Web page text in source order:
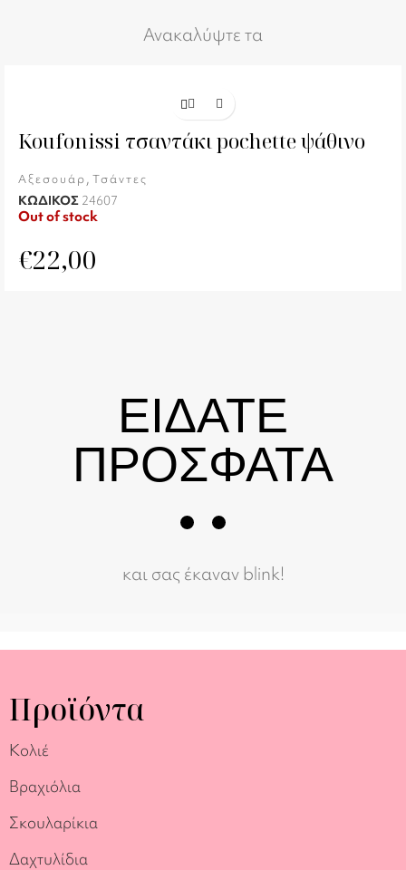
Ανακαλύψτε τα
Koufonissi τσαντάκι pochette ψάθινο
Αξεσουάρ, Τσάντες
ΚΩΔΙΚΟΣ 24607
Out of stock
€22,00
ΕΙΔΑΤΕ
ΠΡΟΣΦΑΤΑ
και σας έκαναν blink!
Προϊόντα
Κολιέ
Βραχιόλια
Σκουλαρίκια
Δαχτυλίδια